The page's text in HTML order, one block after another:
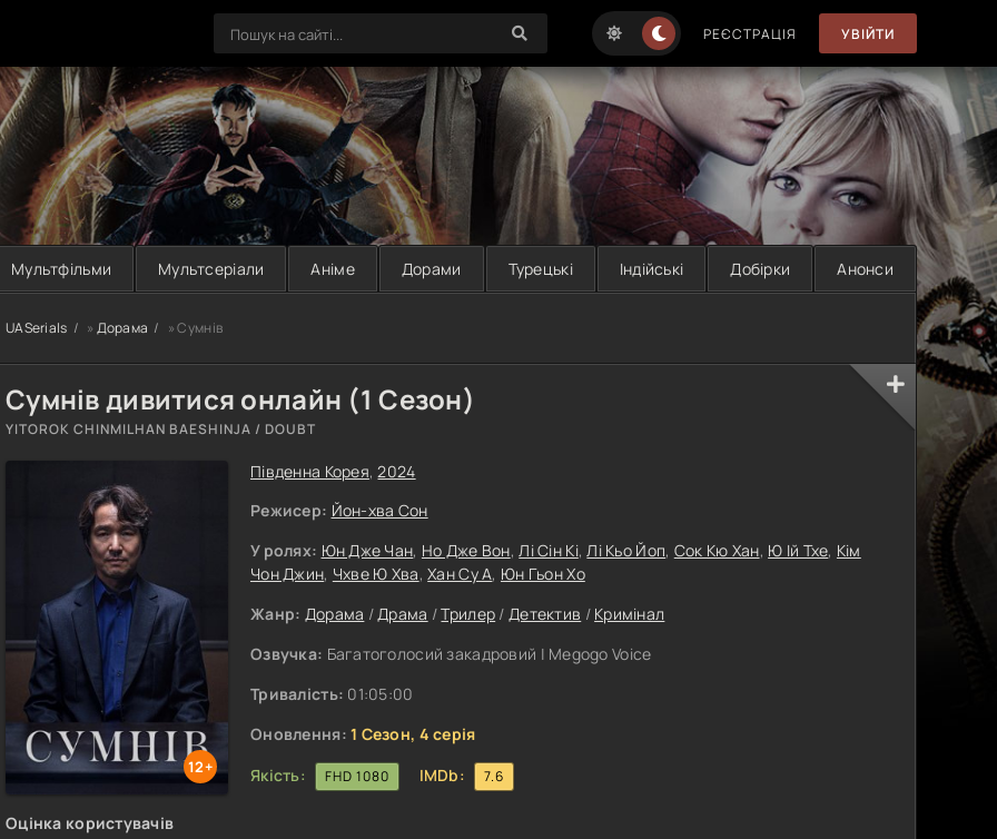
РЕЄСТРАЦІЯ УВІЙТИ
Мультфільми Мультсеріали Аніме Дорами Турецькі Індійські Добірки Анонси
UASerials » Дорама » Сумнів
Сумнів дивитися онлайн (1 Сезон)
YITOROK CHINMILHAN BAESHINJA / DOUBT
12+
Оцінка користувачів
Південна Корея,2024
Режисер: Йон-хва Сон
У ролях: Юн Дже Чан, Но Дже Вон,Лі Сін Кі,Лі Кьо Йоп, Сок Кю Хан, Ю Ій Тхе, Кім
Чон Джин, Чхве Ю Хва,Хан Су А, Юн Гьон Хо
Жанр: Дорама /Драма /Трилер / Детектив / Кримінал
Озвучка: Багатоголосий закадровий | Megogo Voice
Тривалість: 01:05:00
Оновлення: 1 Сезон, 4 серія
Якість:
FHD 1080 IMDb: 7.6